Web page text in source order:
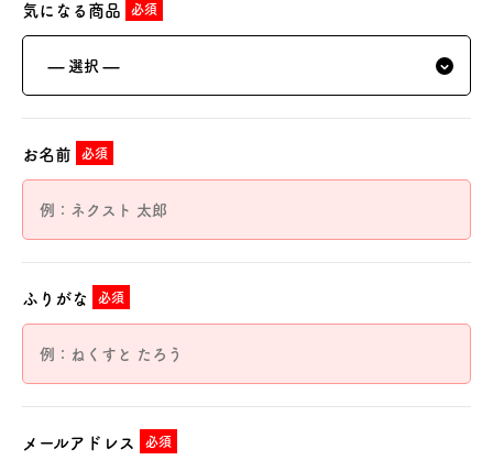
気になる商品 必須
— 選択 —
お名前 必須
ふりがな 必須
メールアドレス 必須